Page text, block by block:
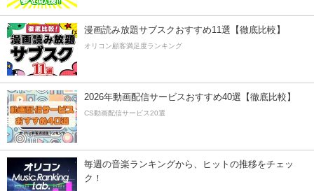
漫画読み放題サブスクおすすめ11選【徹底比較】
オリコン顧客満足度ランキング
2026年動画配信サービスおすすめ40選【徹底比較】
CS動画配信サービス20選
毎週の音楽ランキングから、ヒットの推移をチェッ
ク！